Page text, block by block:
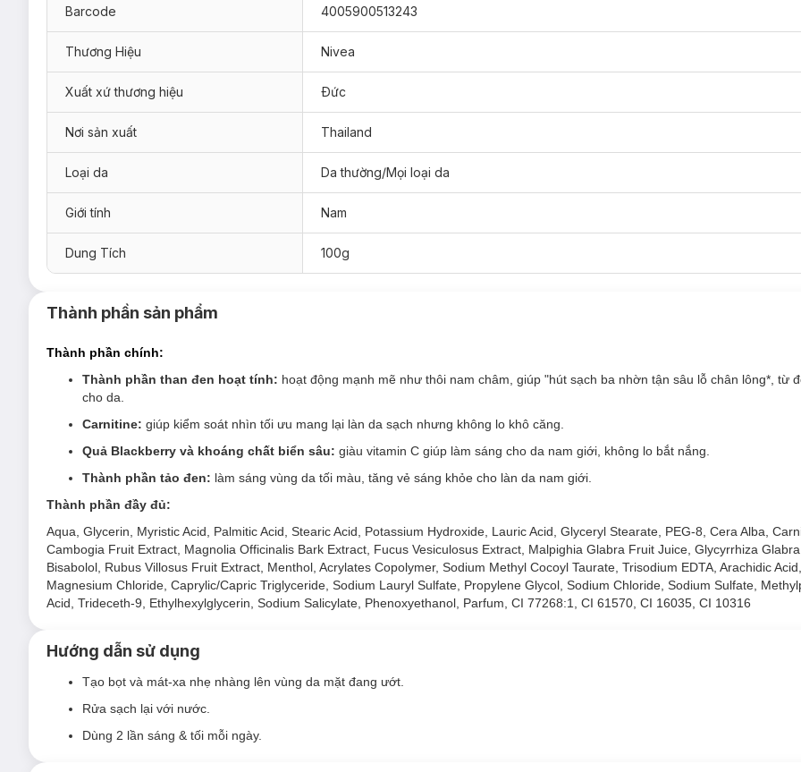
Loại da phù hợp:
Phù hợp cho mọi loại da.
Giải pháp cho tình trạng da:
Da nhiềudầu thừa, bã nhờn.
Mụn đầu đen, mụn cám li ti.
Barcode 4005900513243
Thương Hiệu Nivea
Xuất xứ thương hiệu Ðức
Nơi sản xuất Thailand
Loại da Da thường/Mọi loại da
Giới tính Nam
Dung Tích 100g
Thành phần sản phẩm
Thành phần chính:
Thành phần than đen hoạt tính: hoạt động mạnh mẽ như thôi nam châm, giúp "hút sạch ba nhờn tận sâu lỗ chân lông*, từ
cho da.
Carnitine: giúp kiểm soát nhìn tối ưu mang lại làn da sạch nhưng không lo khô căng.
Quả Blackberry và khoáng chất biển sâu: giàu vitamin C giúp làm sáng cho da nam giới, không lo bắt nắng.
Thành phần tảo đen: làm sáng vùng da tối màu, tăng vẻ sáng khỏe cho làn da nam giới.
Thành phần đầy đủ:
Aqua, Glycerin, Myristic Acid, Palmitic Acid, Stearic Acid, Potassium Hydroxide, Lauric Acid, Glyceryl Stearate, PEG-8, Cera Alba,
Cambogia Fruit Extract, Magnolia Officinalis Bark Extract, Fucus Vesiculosus Extract, Malpighia Glabra Fruit Juice, Glycyrrhiza Glabra
Bisabolol, Rubus Villosus Fruit Extract, Menthol, Acrylates Copolymer, Sodium Methyl Cocoyl Taurate, Trisodium EDTA, Arachidic Acid,
Magnesium Chloride, Caprylic/Capric Triglyceride, Sodium Lauryl Sulfate, Propylene Glycol, Sodium Chloride, Sodium Sulfate,
Acid, Trideceth-9, Ethylhexylglycerin, Sodium Salicylate, Phenoxyethanol, Parfum, CI 77268:1, CI 61570, CI 16035, CI 10316
Hướng dẫn sử dụng
Tạo bọt và mát-xa nhẹ nhàng lên vùng da mặt đang ướt.
Rửa sạch lại với nước.
Dùng 2 lần sáng & tối mỗi ngày.